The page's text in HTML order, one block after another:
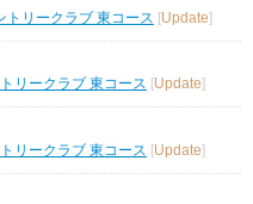
トリークラブ 東コース [Update]
リークラブ 東コース [Update]
リークラブ 東コース [Update]